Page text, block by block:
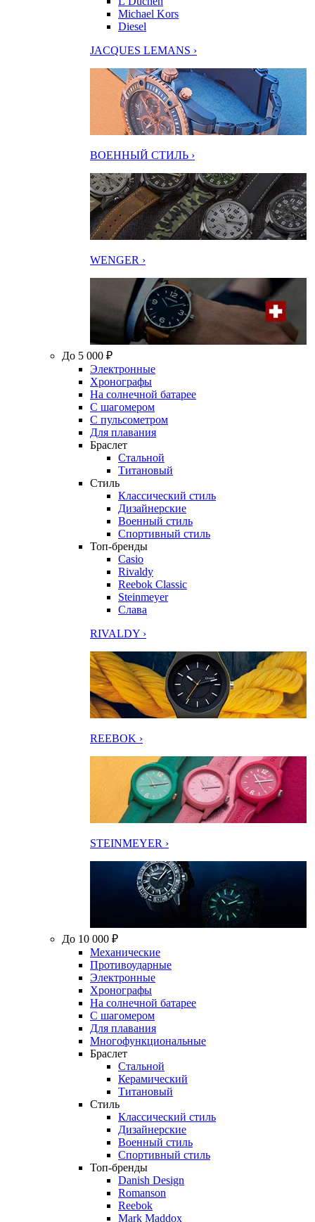
Michael Kors
Diesel
JACQUES LEMANS ›
ВОЕННЫЙ СТИЛЬ ›
WENGER ›
До 5 000 ₽
Электронные
Хронографы
На солнечной батарее
С шагомером
С пульсометром
Для плавания
Браслет
Стальной
Титановый
Стиль
Классический стиль
Дизайнерские
Военный стиль
Спортивный стиль
Топ-бренды
Casio
Rivaldy
Reebok Classic
Steinmeyer
Слава
RIVALDY ›
REEBOK ›
STEINMEYER ›
До 10 000 ₽
Механические
Противоударные
Электронные
Хронографы
На солнечной батарее
С шагомером
Для плавания
Многофункциональные
Браслет
Стальной
Керамический
Титановый
Стиль
Классический стиль
Дизайнерские
Военный стиль
Спортивный стиль
Топ-бренды
Danish Design
Romanson
Reebok
Mark Maddox